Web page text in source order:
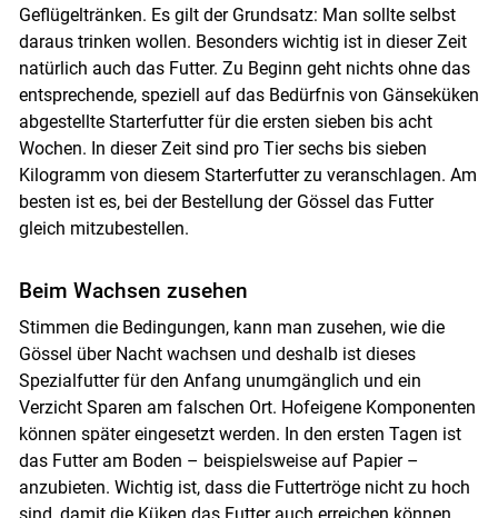
Geflügeltränken. Es gilt der Grundsatz: Man sollte selbst
daraus trinken wollen. Besonders wichtig ist in dieser Zeit
natürlich auch das Futter. Zu Beginn geht nichts ohne das
entsprechende, speziell auf das Bedürfnis von Gänseküken
abgestellte Starterfutter für die ersten sieben bis acht
Wochen. In dieser Zeit sind pro Tier sechs bis sieben
Kilogramm von diesem Starterfutter zu veranschlagen. Am
besten ist es, bei der Bestellung der Gössel das Futter
gleich mitzubestellen.
Beim Wachsen zusehen
Stimmen die Bedingungen, kann man zusehen, wie die
Gössel über Nacht wachsen und deshalb ist dieses
Spezialfutter für den Anfang unumgänglich und ein
Verzicht Sparen am falschen Ort. Hofeigene Komponenten
können später eingesetzt werden. In den ersten Tagen ist
das Futter am Boden – beispielsweise auf Papier –
anzubieten. Wichtig ist, dass die Futtertröge nicht zu hoch
sind, damit die Küken das Futter auch erreichen können.